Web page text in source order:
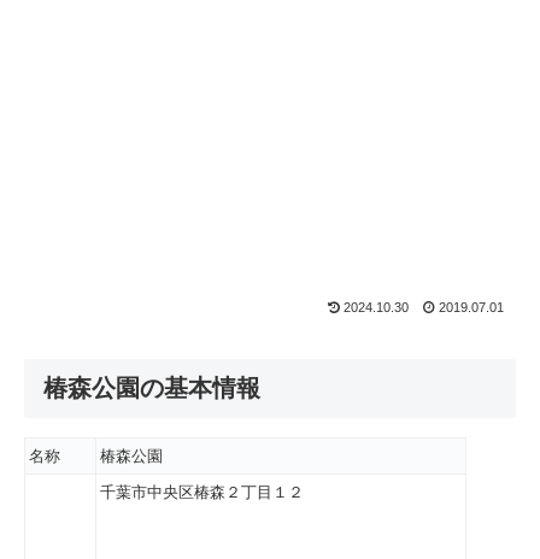
2024.10.30 2019.07.01
椿森公園の基本情報
名称 椿森公園
千葉市中央区椿森２丁目１２